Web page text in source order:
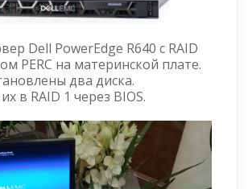
Dell PowerEdge R640 с RAID
PERC на материнской плате.
два диска.
в RAID 1 через BIOS.